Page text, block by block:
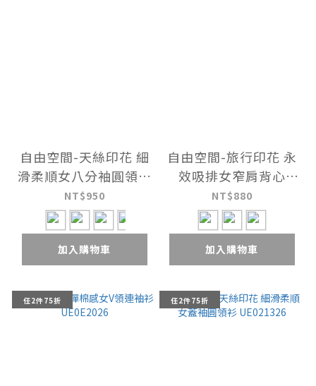
自由空間-天絲印花 細
滑柔順女八分袖圓領衫
UE012426
NT$950
加入購物車
自由空間-旅行印花 永
效吸排女窄肩背心
UE043926
NT$880
加入購物車
任2件75折 任2件75折